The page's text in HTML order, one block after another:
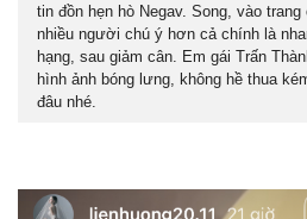
tin đồn hẹn hò Negav. Song, vào
nhiều người chú ý hơn cả chính là
hạng, sau giảm cân. Em gái Trấn
hình ảnh bóng lưng, không hề thua
đâu nhé.